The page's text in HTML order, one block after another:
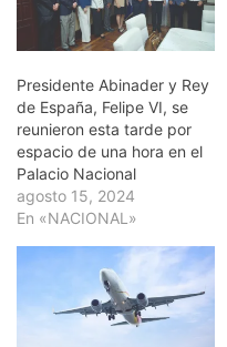
Presidente Abinader y Rey
de España, Felipe VI, se
reunieron esta tarde por
espacio de una hora en el
Palacio Nacional
agosto 15, 2024
En «NACIONAL»